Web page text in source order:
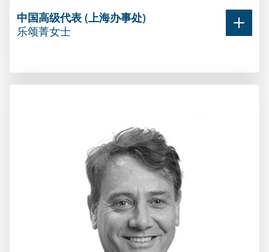
从1989年到2002年，陈先生在香港和澳大利亚的
多家上市公司和国际律师事务所担任高级职位，
包括铭德和阔思等律所。
中国高级代表 (上海办事处)
乐颂菁女士
中国高级代表 (上海办事处)
贸易投资代表处(中国)工作，担任商业开发官兼翻
译员。乐女士主要负责澳中之间的政府关系与商